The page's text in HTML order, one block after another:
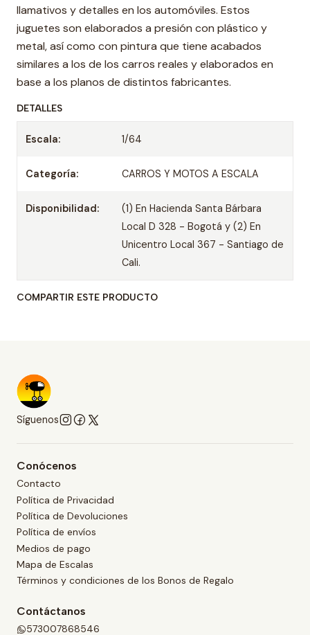
llamativos y detalles en los automóviles. Estos
juguetes son elaborados a presión con plástico y
metal, así como con pintura que tiene acabados
similares a los de los carros reales y elaborados en
base a los planos de distintos fabricantes.
DETALLES
Escala: 1/64
Categoría: CARROS Y MOTOS A ESCALA
Disponibilidad:
(1) En Hacienda Santa Bárbara
Local D 328 - Bogotá y (2) En
Unicentro Local 367 - Santiago de
Cali.
COMPARTIR ESTE PRODUCTO
Síguenos
Conócenos
Contacto
Política de Privacidad
Política de Devoluciones
Política de envíos
Medios de pago
Mapa de Escalas
Términos y condiciones de los Bonos de Regalo
Contáctanos
573007868546